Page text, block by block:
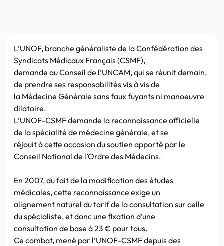
L’UNOF, branche généraliste de la Confédération des
Syndicats Médicaux Français (CSMF),
demande au Conseil de l’UNCAM, qui se réunit demain,
de prendre ses responsabilités vis à vis de
la Médecine Générale sans faux fuyants ni manoeuvre
dilatoire.
L’UNOF-CSMF demande la reconnaissance officielle
de la spécialité de médecine générale, et se
réjouit à cette occasion du soutien apporté par le
Conseil National de l’Ordre des Médecins.
En 2007, du fait de la modification des études
médicales, cette reconnaissance exige un
alignement naturel du tarif de la consultation sur celle
du spécialiste, et donc une fixation d’une
consultation de base à 23 € pour tous.
Ce combat, mené par l’UNOF-CSMF depuis des